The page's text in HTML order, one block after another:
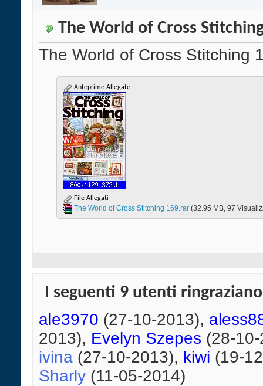
The World of Cross
The World of Cross Stitching
Anteprime Allegate
File Allegati
The World of Cross Stitching 169.rar‎ (32.95 MB, 97
I seguenti 9 utenti
ale3970 (27-10-2013),
2013), Evelyn Szepes (28-
ivina (27-10-2013), kiwi (19-
Sharly (11-05-2014)